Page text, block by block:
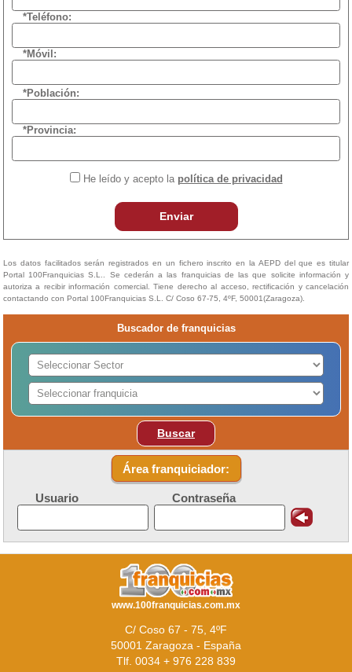
*Teléfono:
*Móvil:
*Población:
*Provincia:
He leído y acepto la política de privacidad
Enviar
Los datos facilitados serán registrados en un fichero inscrito en la AEPD del que es titular
Portal 100Franquicias S.L.. Se cederán a las franquicias de las que solicite información y
autoriza a recibir información comercial. Tiene derecho al acceso, rectificación y cancelación
contactando con Portal 100Franquicias S.L. C/ Coso 67-75, 4ºF, 50001(Zaragoza).
Buscador de franquicias
Buscar
Área franquiciador:
Usuario Contraseña
www.100franquicias.com.mx
C/ Coso 67 - 75, 4ºF
50001 Zaragoza - España
Tlf. 0034 + 976 228 839